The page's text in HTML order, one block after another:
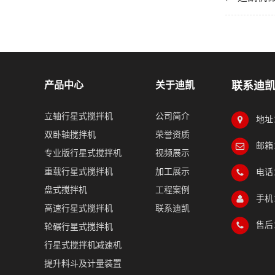
产品中心
立轴行星式搅拌机
双卧轴搅拌机
专业版行星式搅拌机
重载行星式搅拌机
盘式搅拌机
高速行星式搅拌机
轮碾行星式搅拌机
行星式搅拌机减速机
提升料斗及计量装置
关于迪凯
公司简介
荣誉资质
视频展示
加工展示
工程案例
联系迪凯
联系迪凯
地址
邮
电话
手机
售后